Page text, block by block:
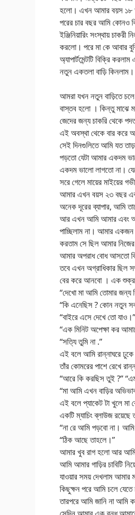
হলো। এখন আমার বয়স ১৮
পরের চার বছর আমি কোনও
ইঞ্জিনিয়ারিং সংস্থায়
করলো। পরে মা কে আবার
অ্যাপার্টমেন্টটি বিক্রি
নতুন একতলা বাড়ি
আমরা যখন নতুন বাড়িতে
বাস্তব হলো । কিন্তু মাঝে
জেদের জন্য চাকরি থেকে
এই অবস্থা থেকে বার করে
সেই দিনগুলিতে আমি যত
পড়তো যেটা আমার একদম
একদম ভালো লাগতো না।
সরে গেলে মায়ের মাইয়ের
আমার এখন বয়স ২৩ বছর
অনেক দূরের ব্যাপার, আমি
আর এখন আমি আমার এবং
পাচ্ছিলাম না। আমার একজন
করতাম সে ছিল আমার
আমার অপরাধ বোধ আসতো
তবে এখন অগ্রাধিকার ছিল
বের করে আনবো । এক
“দেখো মা আমি তোমার জন্য
“কি এনেছিস ? কোন নতুন
“বাইরে এসে দেখে তো যাও।”
“এক মিনিট অপেক্ষা কর
“সত্যি তুমি না .”
এই বলে আমি রান্নাঘরে ঢুকে
তাঁর কোমরের পাশে রেখে
“আরে কি করছিস তুই ?”
“মা আমি এখন বাড়ির
এই বলে প্যাকেট টা খুলে
একটি ম্যাচিং ব্লাউজ
“না রে আমি পড়বো না।
“ঠিক আছে তাহলে।”
আমার খুব রাগ হলো আর আমি
আমি আমার গাড়ির চাবিটি
যাওয়ার সময় দেখলাম
কিছুক্ষন পরে আমি চলে
তারপরে আমি জানি না আমি